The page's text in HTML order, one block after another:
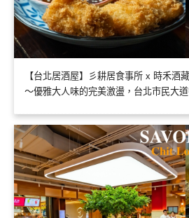
【台北居酒屋】彡耕居食事所 x 時禾酒
～優雅大人味的完美激盪，台北市民大